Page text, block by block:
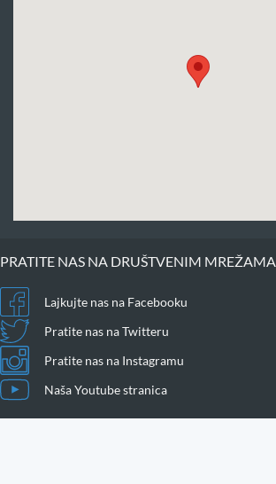
PRATITE NAS NA DRUŠTVENIM MREŽAMA
Lajkujte nas na Facebooku
Pratite nas na Twitteru
Pratite nas na Instagramu
Naša Youtube stranica